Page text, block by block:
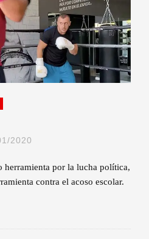
2020
herramienta por la lucha política,
contra el acoso escolar.